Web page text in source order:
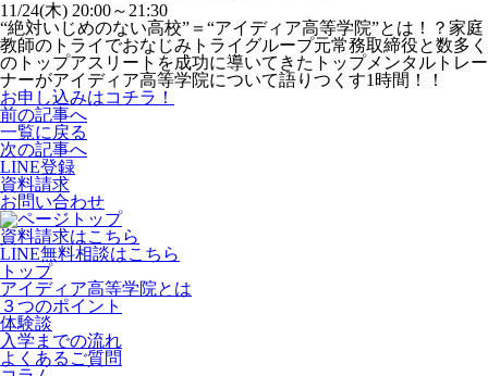
11/24(木) 20:00～21:30
“絶対いじめのない高校”＝“アイディア高等学院”とは！？家庭
教師のトライでおなじみトライグループ元常務取締役と数多く
のトップアスリートを成功に導いてきたトップメンタルトレー
ナーがアイディア高等学院について語りつくす1時間！！
お申し込みはコチラ！
前の記事へ
一覧に戻る
次の記事へ
LINE登録
資料請求
お問い合わせ
資料請求はこちら
LINE無料相談はこちら
トップ
アイディア高等学院とは
３つのポイント
体験談
入学までの流れ
よくあるご質問